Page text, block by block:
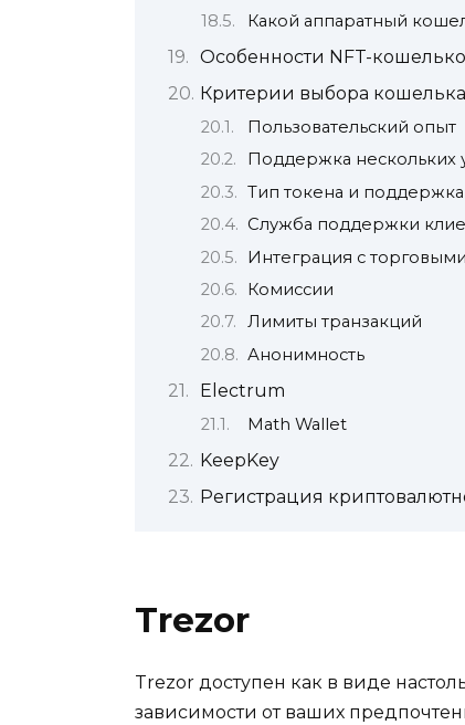
Какой аппаратный
Особенности NFT-
Критерии выбора
Пользовательский опыт
Поддержка нескольких
Тип токена и
Служба поддержки
Интеграция с
Комиссии
Лимиты транзакций
Анонимность
Electrum
Math Wallet
KeepKey
Регистрация
Trezor
Trezor доступен как в виде
зависимости от ваших